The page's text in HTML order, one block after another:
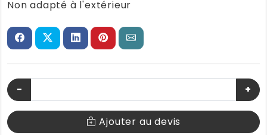
Non adapté à l'extérieur
− +
Ajouter au devis